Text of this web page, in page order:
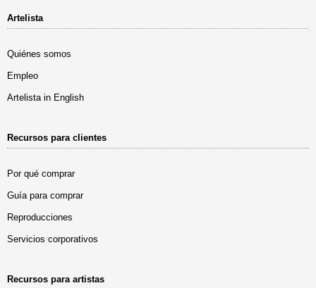
Artelista
Quiénes somos
Empleo
Artelista in English
Recursos para clientes
Por qué comprar
Guía para comprar
Reproducciones
Servicios corporativos
Recursos para artistas